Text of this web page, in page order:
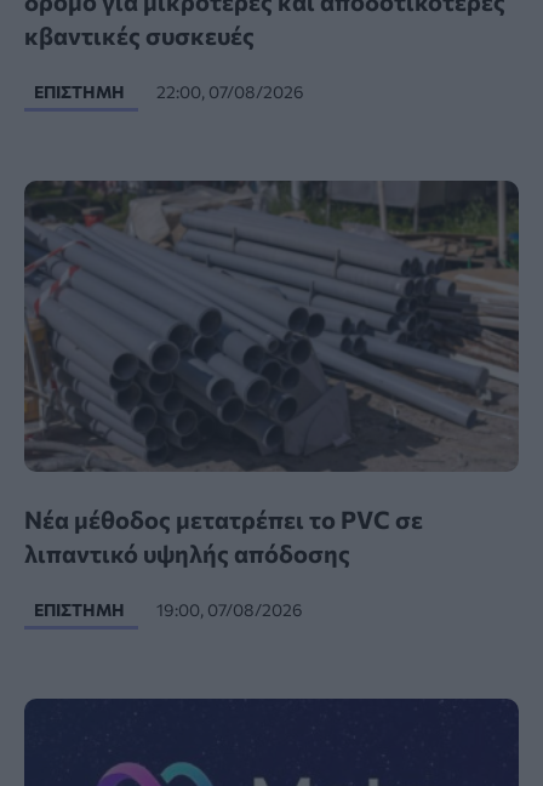
κβαντικές συσκευές
ΕΠΙΣΤΉΜΗ 22:00, 07/08/2026
Νέα μέθοδος μετατρέπει το PVC σε
λιπαντικό υψηλής απόδοσης
ΕΠΙΣΤΉΜΗ 19:00, 07/08/2026